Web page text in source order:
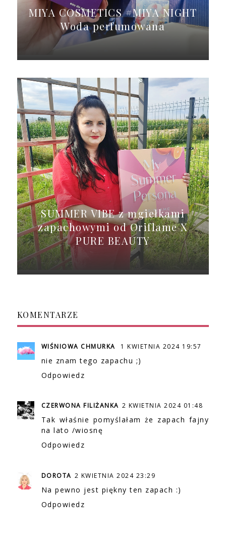
MIYA COSMETICS #MIYA NIGHT
Woda perfumowana
SUMMER VIBE z mgiełkami
zapachowymi od Oriflame X
PURE BEAUTY
KOMENTARZE
WIŚNIOWA CHMURKA 1 KWIETNIA 2024 19:57
nie znam tego zapachu ;)
Odpowiedz
CZERWONA FILIŻANKA 2 KWIETNIA 2024 01:48
Tak właśnie pomyślałam że zapach fajny
na lato /wiosnę
Odpowiedz
DOROTA 2 KWIETNIA 2024 23:29
Na pewno jest piękny ten zapach :)
Odpowiedz